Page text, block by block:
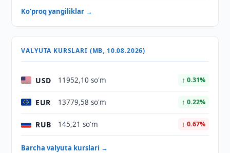
Ko'proq yangiliklar →
VALYUTA KURSLARI (MB, 10.08.2026)
USD 11952,10 so'm ↑ 0.31%
EUR 13779,58 so'm ↑ 0.22%
RUB 145,21 so'm ↓ 0.67%
Barcha valyuta kurslari →